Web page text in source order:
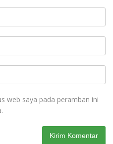
web saya pada peramban ini